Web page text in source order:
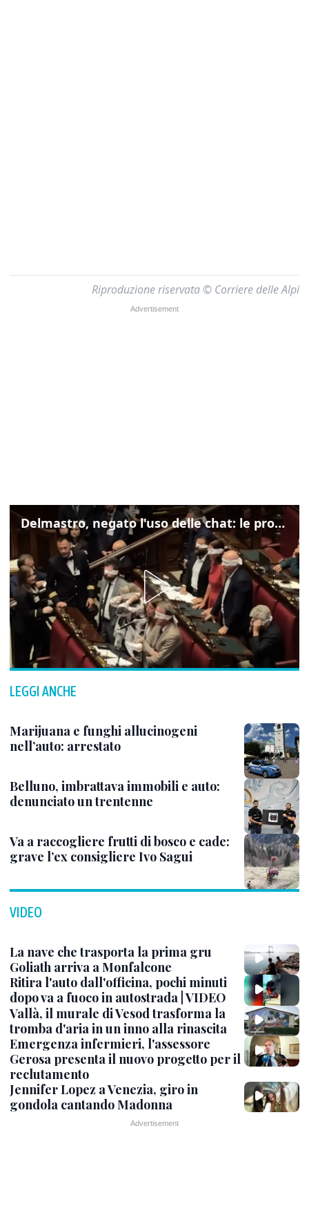
Riproduzione riservata © Corriere delle Alpi
Delmastro, negato l'uso delle chat: le proteste di Avs e M5s
LEGGI ANCHE
Marijuana e funghi allucinogeni
nell’auto: arrestato
Belluno, imbrattava immobili e auto:
denunciato un trentenne
Va a raccogliere frutti di bosco e cade:
grave l’ex consigliere Ivo Sagui
VIDEO
La nave che trasporta la prima gru
Goliath arriva a Monfalcone
Ritira l'auto dall'officina, pochi minuti
dopo va a fuoco in autostrada | VIDEO
Vallà, il murale di Vesod trasforma la
tromba d'aria in un inno alla rinascita
Emergenza infermieri, l'assessore
Gerosa presenta il nuovo progetto per il
reclutamento
Jennifer Lopez a Venezia, giro in
gondola cantando Madonna